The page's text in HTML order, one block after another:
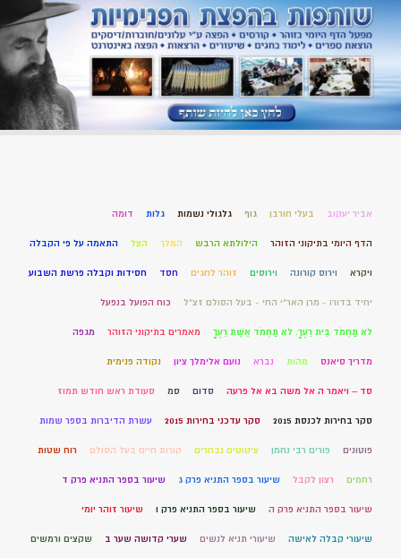
אביר יעקוב בעלי חורבן גוף גלגולי נשמות גלות דומה
הדף היומי בתיקוני הזוהר הילולתא הרבש המלך הצל התאמה על פי הקבלה
ויקרא וירוס קורונה וירוסים זוהר לחגים חסד חסידות וקבלה פרשת השבוע
יחיד בדורו - מרן האר"י החי - בעל הסולם זצ"ל כוח הפועל בנפעל
לֹא תַחְמֹד בֵּית רֵעֶךָ. לֹא תַחְמֹד אֵשֶׁת רֵעֶךָ מאמרים בתיקוני הזוהר מגפה
מדריך סיאנס מהות נברא נועם אלימלך ציון נקודה פנימית
סד – ויאמר ה אל משה בא אל פרעה סדום סמ סעודת ראש חודש תמוז
סקר בחירות לכנסת 2015 סקר עדכני בחירות 2015 עשרת הדיברות בספר שמות
פוטונים פורים רבי נחמן ציטוטים נבחרים קורות חיים בעל הסולם רוח שטות
רחמים רצון לקבל שיעור בספר התניא פרק ג שיעור בספר התניא פרק ד
שיעור בספר התניא פרק ה שיעור בספר התניא פרק ו שיעור זוהר יומי
שיעורי קבלה לאישה שיעורי תניא לנשים שערי קדושה שער ב שקצים ורמשים